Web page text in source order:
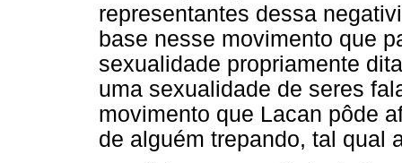
representantes dessa
base nesse movimento que
sexualidade propriamente
uma sexualidade de seres
movimento que Lacan pôde
de alguém trepando, tal qual